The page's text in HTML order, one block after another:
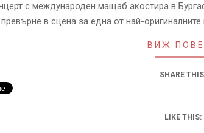
с международен мащаб акостира в
в сцена за една от най-
ВИЖ
SHARE
LIKE THIS: